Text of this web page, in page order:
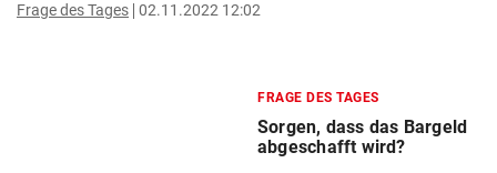
Frage des Tages 02.11.2022 12:02
FRAGE DES TAGES
Sorgen, dass das Bargeld
abgeschafft wird?